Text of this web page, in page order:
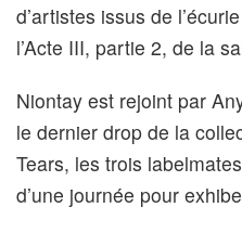
d’artistes issus de
l’Acte III, partie 2, de la
Niontay est rejoint par
le dernier drop de la
Tears, les trois
d’une journée pour